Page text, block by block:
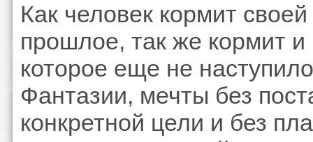
Как человек кормит
прошлое, так же кормит
которое еще не
Фантазии, мечты без
конкретной цели и без